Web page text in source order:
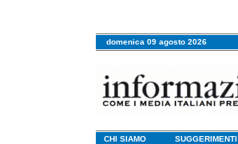
domenica 09 agosto 2026
CHI SIAMO SUGGERIMENTI